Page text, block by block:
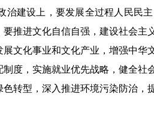
建设上，要发展全过程人民民
推进文化自信自强，建设社会
文化事业和文化产业，增强中
度，实施就业优先战略，健全
转型，深入推进环境污染防治